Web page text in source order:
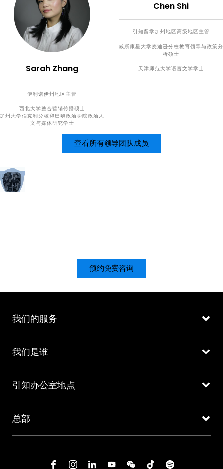
Sarah Zhang
伊利诺伊州地区主管
西北大学整合营销传播硕士
加州大学伯克利分校和巴黎政治学院政治人
文与媒体研究学士
Chen Shi
引知留学加州地区高级地区主管
威斯康星大学麦迪逊分校教育领导与政策分
析硕士
天津师范大学语言文学学士
查看所有领导团队成员
预约免费咨询
我们的服务
我们是谁
引知办公室地点
总部